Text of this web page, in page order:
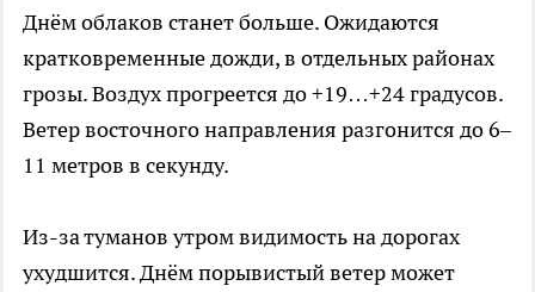
Днём облаков станет больше. Ожидаются
кратковременные дожди, в отдельных районах
грозы. Воздух прогреется до +19…+24 градусов.
Ветер восточного направления разгонится до 6–
11 метров в секунду.
Из-за туманов утром видимость на дорогах
ухудшится. Днём порывистый ветер может